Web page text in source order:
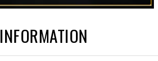
INFORMATION